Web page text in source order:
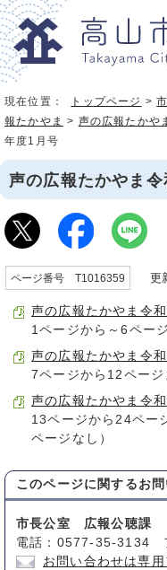
現在位置： トップページ >
報たかやま > 声の広報たか
年度1月号
声の広報たかやま
ページ番号 T1016359 更
声の広報たかやま令
1ページから～6ペー
声の広報たかやま令
7ページから12ページ
声の広報たかやま令
13ページから24ペー
ページなし）
このページに関する お
市長公室 広報公聴課
電話：0577-35-3134
お問い合わせは専